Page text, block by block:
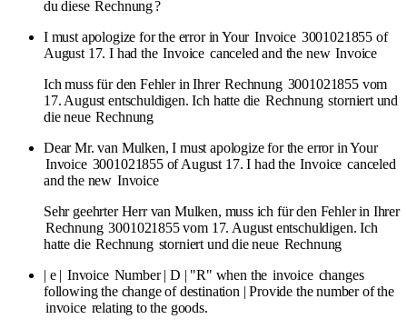
du diese Rechnung?
I must apologize for the error in Your Invoice 3001021855 of
August 17. I had the Invoice canceled and the new Invoice
Ich muss für den Fehler in Ihrer Rechnung 3001021855 vom
17. August entschuldigen. Ich hatte die Rechnung storniert und
die neue Rechnung
Dear Mr. van Mulken, I must apologize for the error in Your
Invoice 3001021855 of August 17. I had the Invoice canceled
and the new Invoice
Sehr geehrter Herr van Mulken, muss ich für den Fehler in Ihrer
Rechnung 3001021855 vom 17. August entschuldigen. Ich
hatte die Rechnung storniert und die neue Rechnung
| e | Invoice Number | D | "R" when the invoice changes
following the change of destination | Provide the number of the
invoice relating to the goods.